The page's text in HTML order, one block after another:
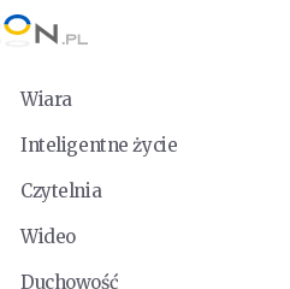
Wiara
Inteligentne życie
Czytelnia
Wideo
Duchowość